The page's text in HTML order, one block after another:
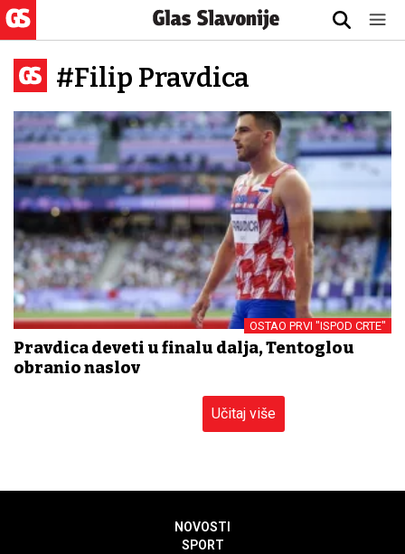
#Filip Pravdica
OSTAO PRVI "ISPOD CRTE"
Pravdica deveti u finalu dalja, Tentoglou
obranio naslov
Učitaj više
NOVOSTI
SPORT